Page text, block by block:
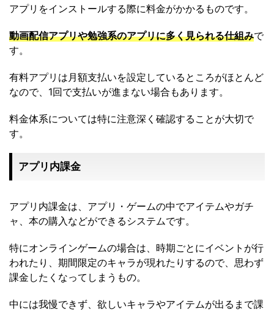
アプリをインストールする際に料金がかかるものです。
動画配信アプリや勉強系のアプリに多く見られる仕組みで
す。
有料アプリは月額支払いを設定しているところがほとんど
なので、1回で支払いが進まない場合もあります。
料金体系については特に注意深く確認することが大切で
す。
アプリ内課金
アプリ内課金は、アプリ・ゲームの中でアイテムやガチ
ャ、本の購入などができるシステムです。
特にオンラインゲームの場合は、時期ごとにイベントが行
われたり、期間限定のキャラが現れたりするので、思わず
課金したくなってしまうもの。
中には我慢できず、欲しいキャラやアイテムが出るまで課